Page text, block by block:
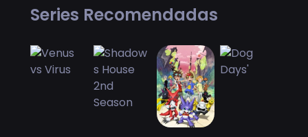
Series Recomendadas